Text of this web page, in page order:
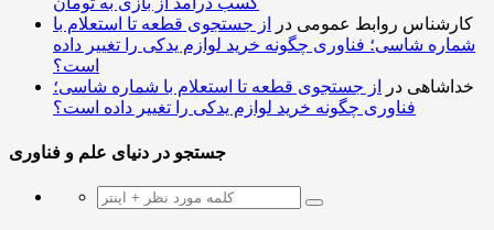
کارشناس روابط عمومی در
از جستجوی قطعه تا استعلام با
شماره شاسی؛ فناوری چگونه خرید لوازم یدکی را تغییر داده
است؟
خداشاهی در
از جستجوی قطعه تا استعلام با شماره شاسی؛
فناوری چگونه خرید لوازم یدکی را تغییر داده است؟
جستجو در دنیای علم و فناوری